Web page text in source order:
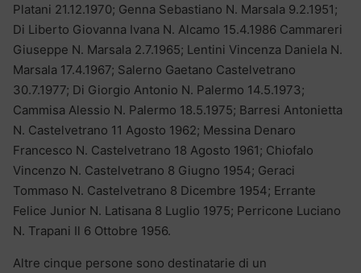
Platani 21.12.1970; Genna Sebastiano N. Marsala 9.2.1951;
Di Liberto Giovanna Ivana N. Alcamo 15.4.1986 Cammareri
Giuseppe N. Marsala 2.7.1965; Lentini Vincenza Daniela N.
Marsala 17.4.1967; Salerno Gaetano Castelvetrano
30.7.1977; Di Giorgio Antonio N. Palermo 14.5.1973;
Cammisa Alessio N. Palermo 18.5.1975; Barresi Antonietta
N. Castelvetrano 11 Agosto 1962; Messina Denaro
Francesco N. Castelvetrano 18 Agosto 1961; Chiofalo
Vincenzo N. Castelvetrano 8 Giugno 1954; Geraci
Tommaso N. Castelvetrano 8 Dicembre 1954; Errante
Felice Junior N. Latisana 8 Luglio 1975; Perricone Luciano
N. Trapani Il 6 Ottobre 1956.
Altre cinque persone sono destinatarie di un